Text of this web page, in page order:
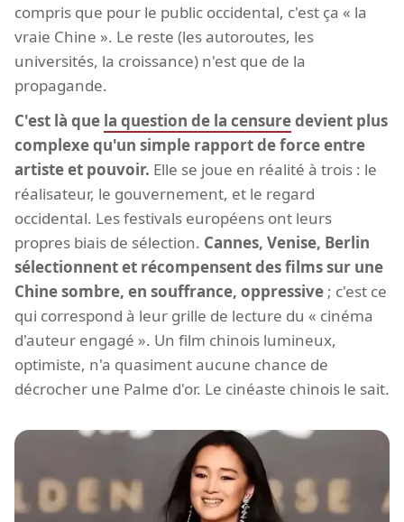
compris que pour le public occidental, c'est ça « la
vraie Chine ». Le reste (les autoroutes, les
universités, la croissance) n'est que de la
propagande.
C'est là que la question de la censuredevient plus
complexe qu'un simple rapport de force entre
artiste et pouvoir. Elle se joue en réalité à trois : le
réalisateur, le gouvernement, et le regard
occidental. Les festivals européens ont leurs
propres biais de sélection. Cannes, Venise, Berlin
sélectionnent et récompensent des films sur une
Chine sombre, en souffrance, oppressive ; c'est ce
qui correspond à leur grille de lecture du « cinéma
d'auteur engagé ». Un film chinois lumineux,
optimiste, n'a quasiment aucune chance de
décrocher une Palme d'or. Le cinéaste chinois le sait.